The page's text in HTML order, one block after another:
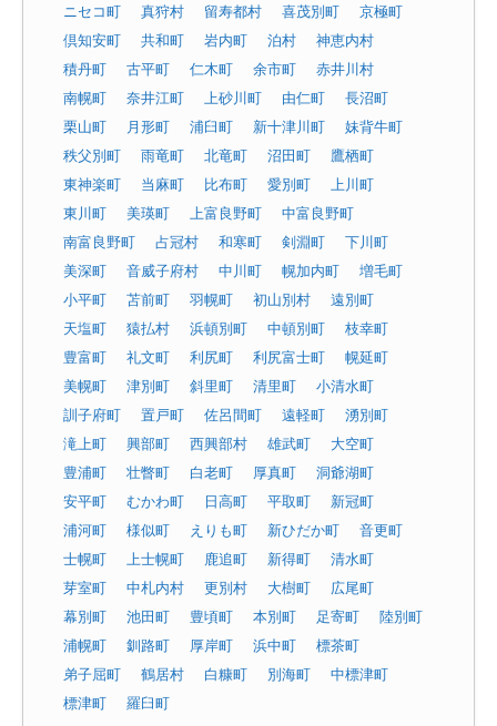
ニセコ町
真狩村 留寿都村 喜茂別町
京極町
倶知安町
共和町 岩内町 泊村
神恵内村
積丹町
古平町 仁木町 余市町
赤井川村
南幌町
奈井江町 上砂川町 由仁町
長沼町
栗山町
月形町 浦臼町 新十津川町
妹背牛町
秩父別町
雨竜町 北竜町 沼田町
鷹栖町
東神楽町
当麻町 比布町 愛別町
上川町
東川町
美瑛町 上富良野町
中富良野町
南富良野町
占冠村 和寒町 剣淵町
下川町
美深町
音威子府村 中川町 幌加内町
増毛町
小平町
苫前町 羽幌町 初山別村
遠別町
天塩町
猿払村 浜頓別町 中頓別町
枝幸町
豊富町
礼文町 利尻町 利尻富士町
幌延町
美幌町
津別町 斜里町 清里町
小清水町
訓子府町
置戸町 佐呂間町 遠軽町
湧別町
滝上町
興部町 西興部村 雄武町
大空町
豊浦町
壮瞥町 白老町 厚真町
洞爺湖町
安平町
むかわ町 日高町 平取町
新冠町
浦河町
様似町 えりも町 新ひだか町
音更町
士幌町
上士幌町 鹿追町 新得町
清水町
芽室町
中札内村 更別村 大樹町
広尾町
幕別町
池田町 豊頃町 本別町 足寄町
陸別町
浦幌町
釧路町 厚岸町 浜中町
標茶町
弟子屈町
鶴居村 白糠町 別海町
中標津町
標津町
羅臼町